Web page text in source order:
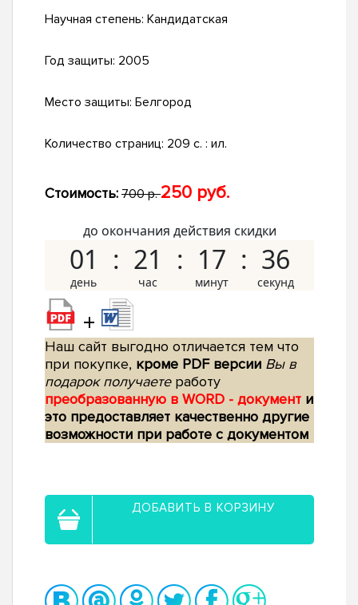
Научная степень: Кандидатская
Год защиты: 2005
Место защиты: Белгород
Количество страниц: 209 с. : ил.
Стоимость: 700 р.250 руб.
до окончания действия скидки
01 21 17 35
+
Наш сайт выгодно отличается тем что
при покупке, кроме PDF версии Вы в
подарок получаетеработу
преобразованную в WORD - документ и
это предоставляет качественно другие
возможности при работе с документом
ДОБАВИТЬ В КОРЗИНУ